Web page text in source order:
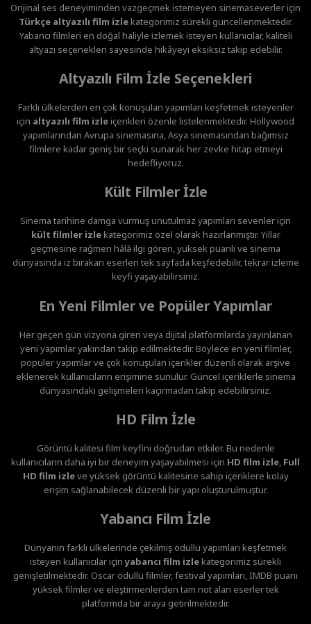
Orijinal ses deneyiminden vazgeçmek istemeyen sinemaseverler için
Türkçe altyazılı film izlekategorimiz sürekli güncellenmektedir.
Yabancı filmleri en doğal haliyle izlemek isteyen kullanıcılar, kaliteli
altyazı seçenekleri sayesinde hikâyeyi eksiksiz takip edebilir.
Altyazılı Film İzle Seçenekleri
Farklı ülkelerden en çok konuşulan yapımları keşfetmek isteyenler
için altyazılı film izleiçerikleri özenle listelenmektedir. Hollywood
yapımlarından Avrupa sinemasına, Asya sinemasından bağımsız
filmlere kadar geniş bir seçki sunarak her zevke hitap etmeyi
hedefliyoruz.
Kült Filmler İzle
Sinema tarihine damga vurmuş unutulmaz yapımları sevenler için
kült filmler izlekategorimiz özel olarak hazırlanmıştır. Yıllar
geçmesine rağmen hâlâ ilgi gören, yüksek puanlı ve sinema
dünyasında iz bırakan eserleri tek sayfada keşfedebilir, tekrar izleme
keyfi yaşayabilirsiniz.
En Yeni Filmler ve Popüler Yapımlar
Her geçen gün vizyona giren veya dijital platformlarda yayınlanan
yeni yapımlar yakından takip edilmektedir. Böylece en yeni filmler,
popüler yapımlar ve çok konuşulan içerikler düzenli olarak arşive
eklenerek kullanıcıların erişimine sunulur. Güncel içeriklerle sinema
dünyasındaki gelişmeleri kaçırmadan takip edebilirsiniz.
HD Film İzle
Görüntü kalitesi film keyfini doğrudan etkiler. Bu nedenle
kullanıcıların daha iyi bir deneyim yaşayabilmesi için HD film izle, Full
HD film izleve yüksek görüntü kalitesine sahip içeriklere kolay
erişim sağlanabilecek düzenli bir yapı oluşturulmuştur.
Yabancı Film İzle
Dünyanın farklı ülkelerinde çekilmiş ödüllü yapımları keşfetmek
isteyen kullanıcılar içinyabancı film izlekategorimiz sürekli
genişletilmektedir. Oscar ödüllü filmler, festival yapımları, IMDB puanı
yüksek filmler ve eleştirmenlerden tam not alan eserler tek
platformda bir araya getirilmektedir.